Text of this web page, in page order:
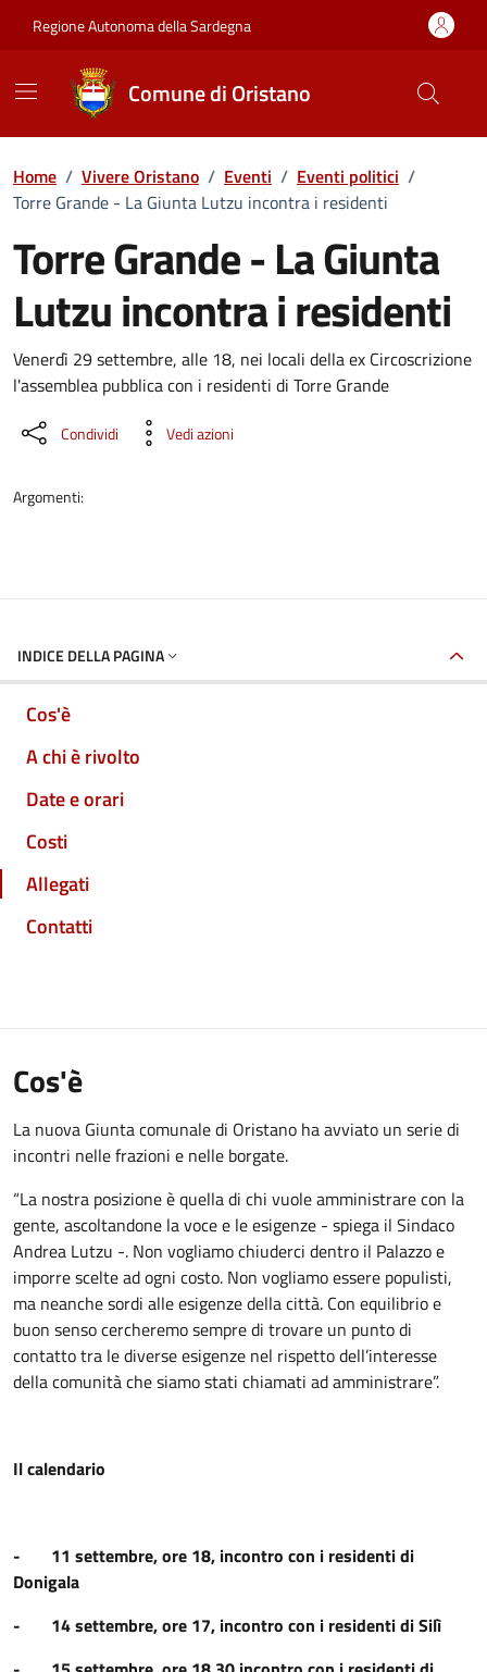
Regione Autonoma della Sardegna
Comune di Oristano
Home / Vivere Oristano / Eventi / Eventi politici /
Torre Grande - La Giunta Lutzu incontra i residenti
Torre Grande - La Giunta
Lutzu incontra i residenti
Dettaglio dell'evento
Venerdì 29 settembre, alle 18, nei locali della ex Circoscrizione
l'assemblea pubblica con i residenti di Torre Grande
Condividi Vedi azioni
Argomenti:
INDICE DELLA PAGINA
Cos'è
A chi è rivolto
Date e orari
Costi
Allegati
Contatti
Cos'è
La nuova Giunta comunale di Oristano ha avviato un serie di
incontri nelle frazioni e nelle borgate.
“La nostra posizione è quella di chi vuole amministrare con la
gente, ascoltandone la voce e le esigenze - spiega il Sindaco
Andrea Lutzu -. Non vogliamo chiuderci dentro il Palazzo e
imporre scelte ad ogni costo. Non vogliamo essere populisti,
ma neanche sordi alle esigenze della città. Con equilibrio e
buon senso cercheremo sempre di trovare un punto di
contatto tra le diverse esigenze nel rispetto dell’interesse
della comunità che siamo stati chiamati ad amministrare”.
Il calendario
- 11 settembre, ore 18, incontro con i residenti di
Donigala
- 14 settembre, ore 17, incontro con i residenti di Silì